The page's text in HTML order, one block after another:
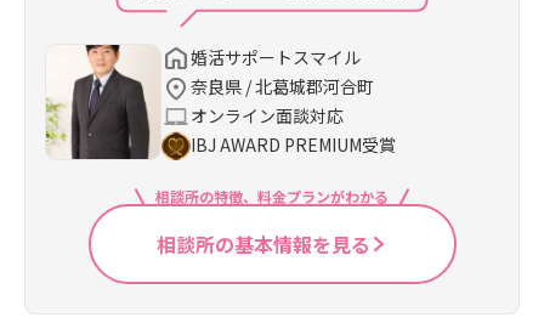
婚活サポートスマイル
奈良県 / 北葛城郡河合町
オンライン面談対応
IBJ AWARD PREMIUM受賞
相談所の特徴、料金プランがわかる
相談所の基本情報を見る